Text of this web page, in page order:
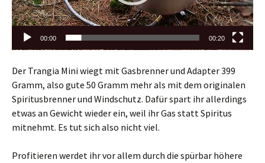
00:00 00:20
Der Trangia Mini wiegt mit Gasbrenner und Adapter 399
Gramm, also gute 50 Gramm mehr als mit dem originalen
Spiritusbrenner und Windschutz. Dafür spart ihr allerdings
etwas an Gewicht wieder ein, weil ihr Gas statt Spiritus
mitnehmt. Es tut sich also nicht viel.
Profitieren werdet ihr vor allem durch die spürbar höhere